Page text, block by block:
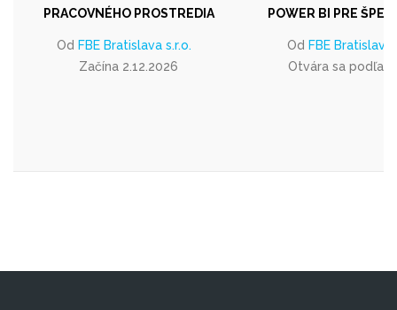
PRACOVNÉHO PROSTREDIA
Od FBE Bratislava s.r.o.
Začína 2.12.2026
POWER BI PRE
Od FBE Bratislava
Otvára sa podľa